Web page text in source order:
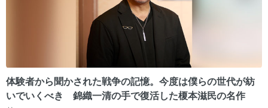
体験者から聞かされた戦争の記憶。今度は僕らの世代が紡
いでいくべき 錦織一清の手で復活した榎本滋民の名作